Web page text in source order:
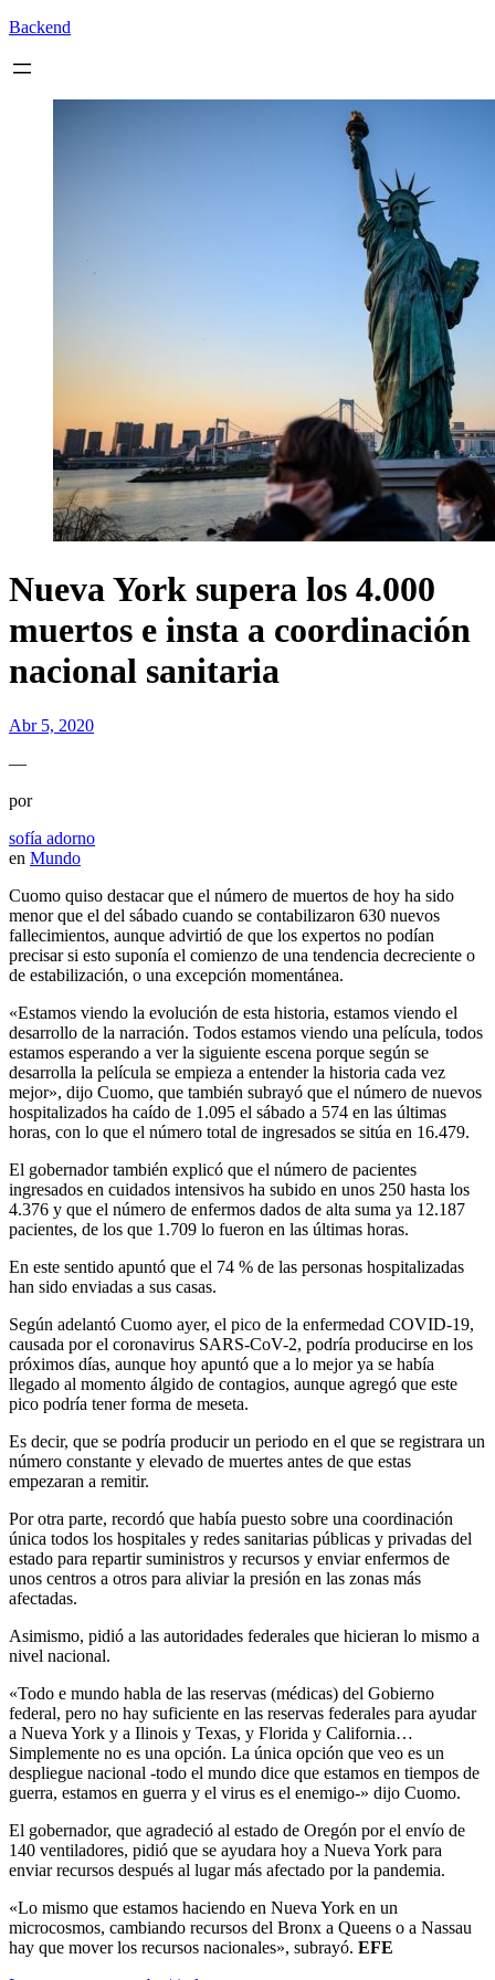
Backend
Nueva York supera los 4.000
muertos e insta a coordinación
nacional sanitaria
Abr 5, 2020
—
por
sofía adorno
en Mundo
Cuomo quiso destacar que el número de muertos de hoy ha sido
menor que el del sábado cuando se contabilizaron 630 nuevos
fallecimientos, aunque advirtió de que los expertos no podían
precisar si esto suponía el comienzo de una tendencia decreciente o
de estabilización, o una excepción momentánea.
«Estamos viendo la evolución de esta historia, estamos viendo el
desarrollo de la narración. Todos estamos viendo una película, todos
estamos esperando a ver la siguiente escena porque según se
desarrolla la película se empieza a entender la historia cada vez
mejor», dijo Cuomo, que también subrayó que el número de nuevos
hospitalizados ha caído de 1.095 el sábado a 574 en las últimas
horas, con lo que el número total de ingresados se sitúa en 16.479.
El gobernador también explicó que el número de pacientes
ingresados en cuidados intensivos ha subido en unos 250 hasta los
4.376 y que el número de enfermos dados de alta suma ya 12.187
pacientes, de los que 1.709 lo fueron en las últimas horas.
En este sentido apuntó que el 74 % de las personas hospitalizadas
han sido enviadas a sus casas.
Según adelantó Cuomo ayer, el pico de la enfermedad COVID-19,
causada por el coronavirus SARS-CoV-2, podría producirse en los
próximos días, aunque hoy apuntó que a lo mejor ya se había
llegado al momento álgido de contagios, aunque agregó que este
pico podría tener forma de meseta.
Es decir, que se podría producir un periodo en el que se registrara un
número constante y elevado de muertes antes de que estas
empezaran a remitir.
Por otra parte, recordó que había puesto sobre una coordinación
única todos los hospitales y redes sanitarias públicas y privadas del
estado para repartir suministros y recursos y enviar enfermos de
unos centros a otros para aliviar la presión en las zonas más
afectadas.
Asimismo, pidió a las autoridades federales que hicieran lo mismo a
nivel nacional.
«Todo e mundo habla de las reservas (médicas) del Gobierno
federal, pero no hay suficiente en las reservas federales para ayudar
a Nueva York y a Ilinois y Texas, y Florida y California…
Simplemente no es una opción. La única opción que veo es un
despliegue nacional -todo el mundo dice que estamos en tiempos de
guerra, estamos en guerra y el virus es el enemigo-» dijo Cuomo.
El gobernador, que agradeció al estado de Oregón por el envío de
140 ventiladores, pidió que se ayudara hoy a Nueva York para
enviar recursos después al lugar más afectado por la pandemia.
«Lo mismo que estamos haciendo en Nueva York en un
microcosmos, cambiando recursos del Bronx a Queens o a Nassau
hay que mover los recursos nacionales», subrayó. EFE